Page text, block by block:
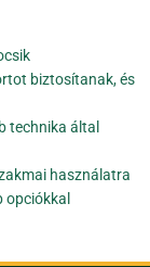
biztosítanak, és
technika által
használatra
opciókkal